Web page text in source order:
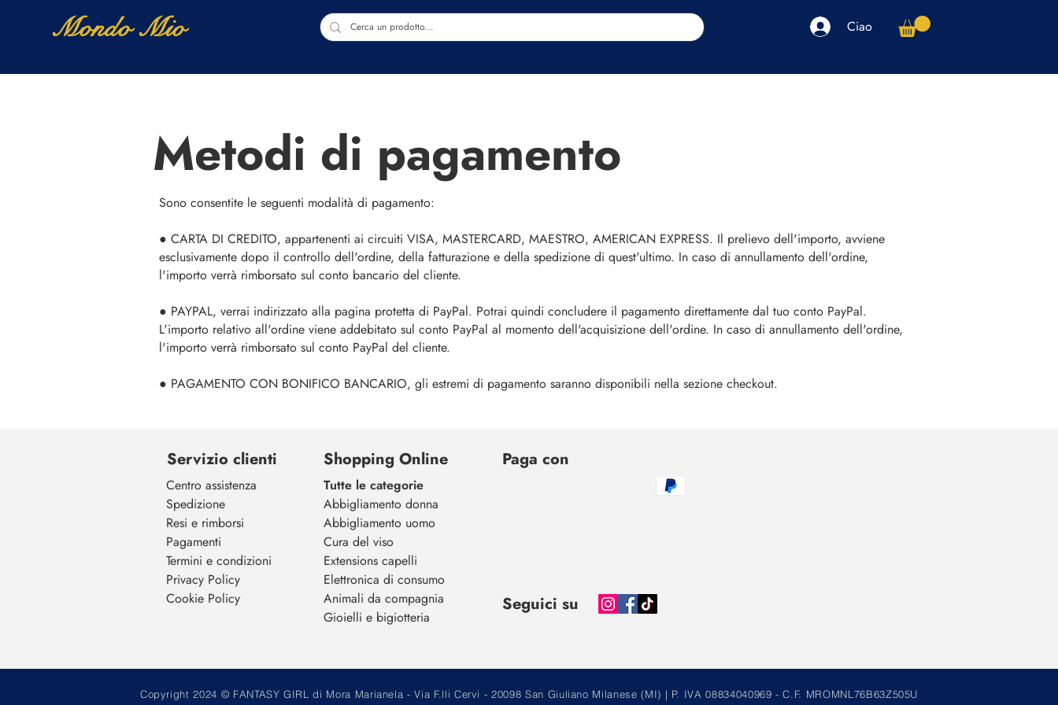
Mondo Mio Ciao
Metodi di pagamento
Sono consentite le seguenti modalità di pagamento:
● CARTA DI CREDITO, appartenenti ai circuiti VISA, MASTERCARD, MAESTRO, AMERICAN EXPRESS. Il prelievo dell'importo, avviene
esclusivamente dopo il controllo dell'ordine, della fatturazione e della spedizione di quest'ultimo. In caso di annullamento dell'ordine,
l'importo verrà rimborsato sul conto bancario del cliente.
● PAYPAL, verrai indirizzato alla pagina protetta di PayPal. Potrai quindi concludere il pagamento direttamente dal tuo conto PayPal.
L'importo relativo all'ordine viene addebitato sul conto PayPal al momento dell'acquisizione dell'ordine. In caso di annullamento dell'ordine,
l'importo verrà rimborsato sul conto PayPal del cliente.
● PAGAMENTO CON BONIFICO BANCARIO, gli estremi di pagamento saranno disponibili nella sezione checkout.
Servizio clienti
Centro assistenza
Spedizione
Resi e rimborsi
Pagamenti
Termini e condizioni
Privacy Policy
Cookie Policy
Shopping Online
Tutte le categorie
Abbigliamento donna
Abbigliamento uomo
Cura del viso
Extensions capelli
Elettronica di consumo
Animali da compagnia
Gioielli e bigiotteria
Paga con
Seguici su
Copyright 2024 © FANTASY GIRL di Mora Marianela - Via F.lli Cervi - 20098 San Giuliano Milanese (MI) | P. IVA 08834040969 - C.F. MROMNL76B63Z505U